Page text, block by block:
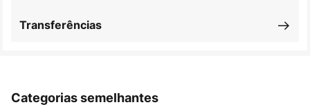
Transferências
Categorias semelhantes